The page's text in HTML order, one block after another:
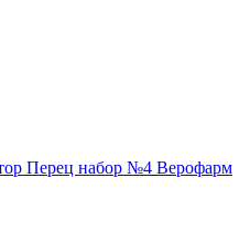
Перец набор №4 Верофарм